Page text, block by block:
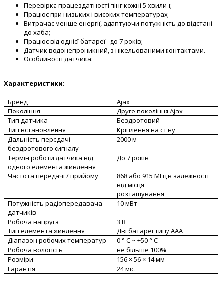
Перевірка працездатності пінг кожні 5 хвилин;
Працює при низьких і високих температурах;
Витрачає менше енергії, адаптуючи потужність до відстані
до хаба;
Працює від однієї батареї - до 7 років;
Датчик водонепроникний, з нікельованими контактами.
Особливості датчика:
Характеристики:
Бренд
Ajax
Покоління
Друге покоління Ajax
Тип датчика
Бездротовий
Тип встановлення
Кріплення на стіну
Дальність передачі
бездротового сигналу
2000 м
Термін роботи датчика від
одного елемента живлення
До 7років
Частота передачі / прийому
868 або 915 МГц в залежності
від місця
розташування
Потужність радіопередавача
датчиків
10 мВт
Робоча напруга
3 В
Тип елемента живлення
Дві батареї типуААA
Діапазон робочих температур
0 ° С ~ +50 ° С
Робоча вологість
не більше 100%
Розміри
156 × 56 × 14 мм
Гарантія
24 міс.